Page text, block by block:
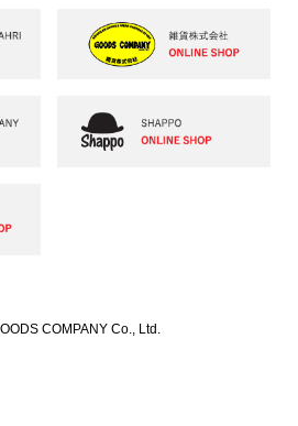
COMPANY Co., Ltd.